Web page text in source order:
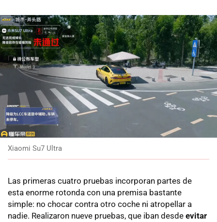
Xiaomi Su7 Ultra
Las primeras cuatro pruebas incorporan partes de
esta enorme rotonda con una premisa bastante
simple: no chocar contra otro coche ni atropellar a
nadie. Realizaron nueve pruebas, que iban desde evitar